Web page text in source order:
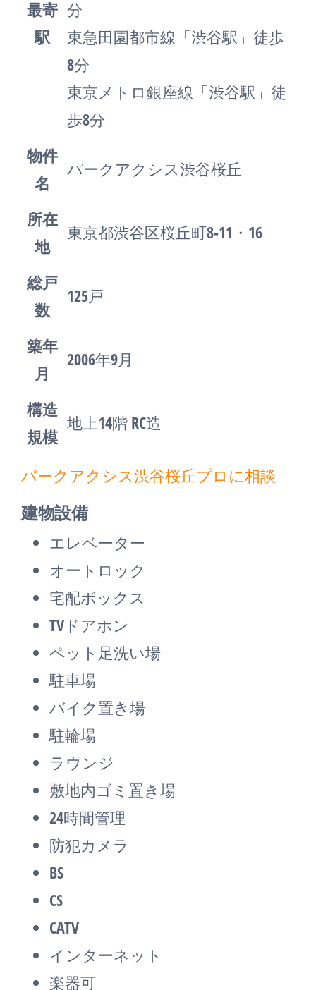
最寄
駅
分
東急田園都市線「渋谷駅」徒歩
8分
東京メトロ銀座線「渋谷駅」徒
歩8分
物件
名
パークアクシス渋谷桜丘
所在
地
東京都渋谷区桜丘町8-11・16
総戸
数
125戸
築年
月
2006年9月
構造
規模
地上14階 RC造
パークアクシス渋谷桜丘プロに相談
建物設備
エレベーター
オートロック
宅配ボックス
TVドアホン
ペット足洗い場
駐車場
バイク置き場
駐輪場
ラウンジ
敷地内ゴミ置き場
24時間管理
防犯カメラ
BS
CS
CATV
インターネット
楽器可